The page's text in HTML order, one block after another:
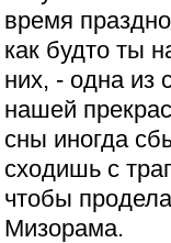
время
как будто ты
них, - одна из
нашей
сны иногда
сходишь с
чтобы
Мизорама.